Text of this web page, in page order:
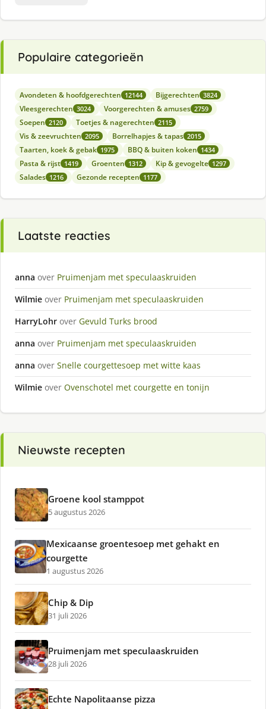
Populaire categorieën
Avondeten & hoofdgerechten 12144 Bijgerechten 3824
Vleesgerechten 3024 Voorgerechten & amuses 2759
Soepen 2120 Toetjes & nagerechten 2115
Vis & zeevruchten 2095 Borrelhapjes & tapas 2015
Taarten, koek & gebak 1975 BBQ & buiten koken 1434
Pasta & rijst 1419 Groenten 1312 Kip & gevogelte 1297
Salades 1216 Gezonde recepten 1177
Laatste reacties
anna over Pruimenjam met speculaaskruiden
Wilmie over Pruimenjam met speculaaskruiden
HarryLohr over Gevuld Turks brood
anna over Pruimenjam met speculaaskruiden
anna over Snelle courgettesoep met witte kaas
Wilmie over Ovenschotel met courgette en tonijn
Nieuwste recepten
Groene kool stamppot
5 augustus 2026
Mexicaanse groentesoep met gehakt en
courgette
1 augustus 2026
Chip & Dip
31 juli 2026
Pruimenjam met speculaaskruiden
28 juli 2026
Echte Napolitaanse pizza